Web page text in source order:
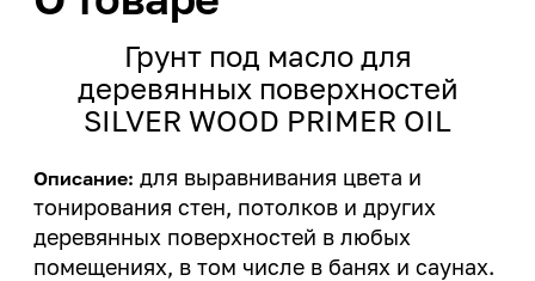
Грунт под масло для
деревянных поверхностей
SILVER WOOD PRIMER OIL
Описание: для выравнивания цвета и
тонирования стен, потолков и других
деревянных поверхностей в любых
помещениях, в том числе в банях и саунах.